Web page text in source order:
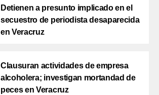
Detienen a presunto implicado en el
secuestro de periodista desaparecida
en Veracruz
Clausuran actividades de empresa
alcoholera; investigan mortandad de
peces en Veracruz